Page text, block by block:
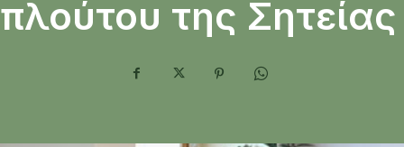
πλούτου της Σητείας